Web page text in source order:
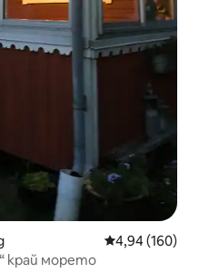
Средна
4,94 (160)
край морето